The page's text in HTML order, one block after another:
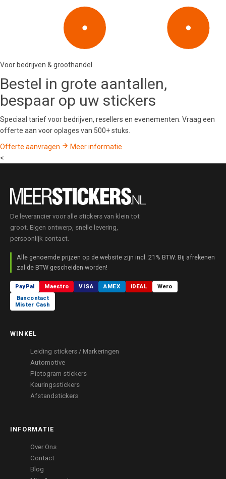
Voor bedrijven & groothandel
Bestel in grote aantallen,
bespaar op uw stickers
Speciaal tarief voor bedrijven, resellers en evenementen. Vraag een
offerte aan voor oplages van 500+ stuks.
Offerte aanvragen
Meer informatie
<
De leverancier voor alle stickers van klein tot
groot. Eigen ontwerp, snelle levering,
persoonlijk contact.
Alle genoemde prijzen op de website zijn incl. 21% BTW. Bij afrekenen
zal de BTW gescheiden worden!
PayPal Maestro VISA AMEX iDEAL Wero
Bancontact
Mister Cash
WINKEL
Leiding stickers / Markeringen
Automotive
Pictogram stickers
Keuringsstickers
Afstandstickers
INFORMATIE
Over Ons
Contact
Blog